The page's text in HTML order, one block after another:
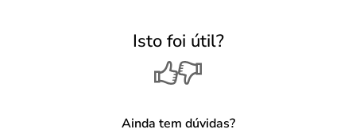
Isto foi útil?
Ainda tem dúvidas?